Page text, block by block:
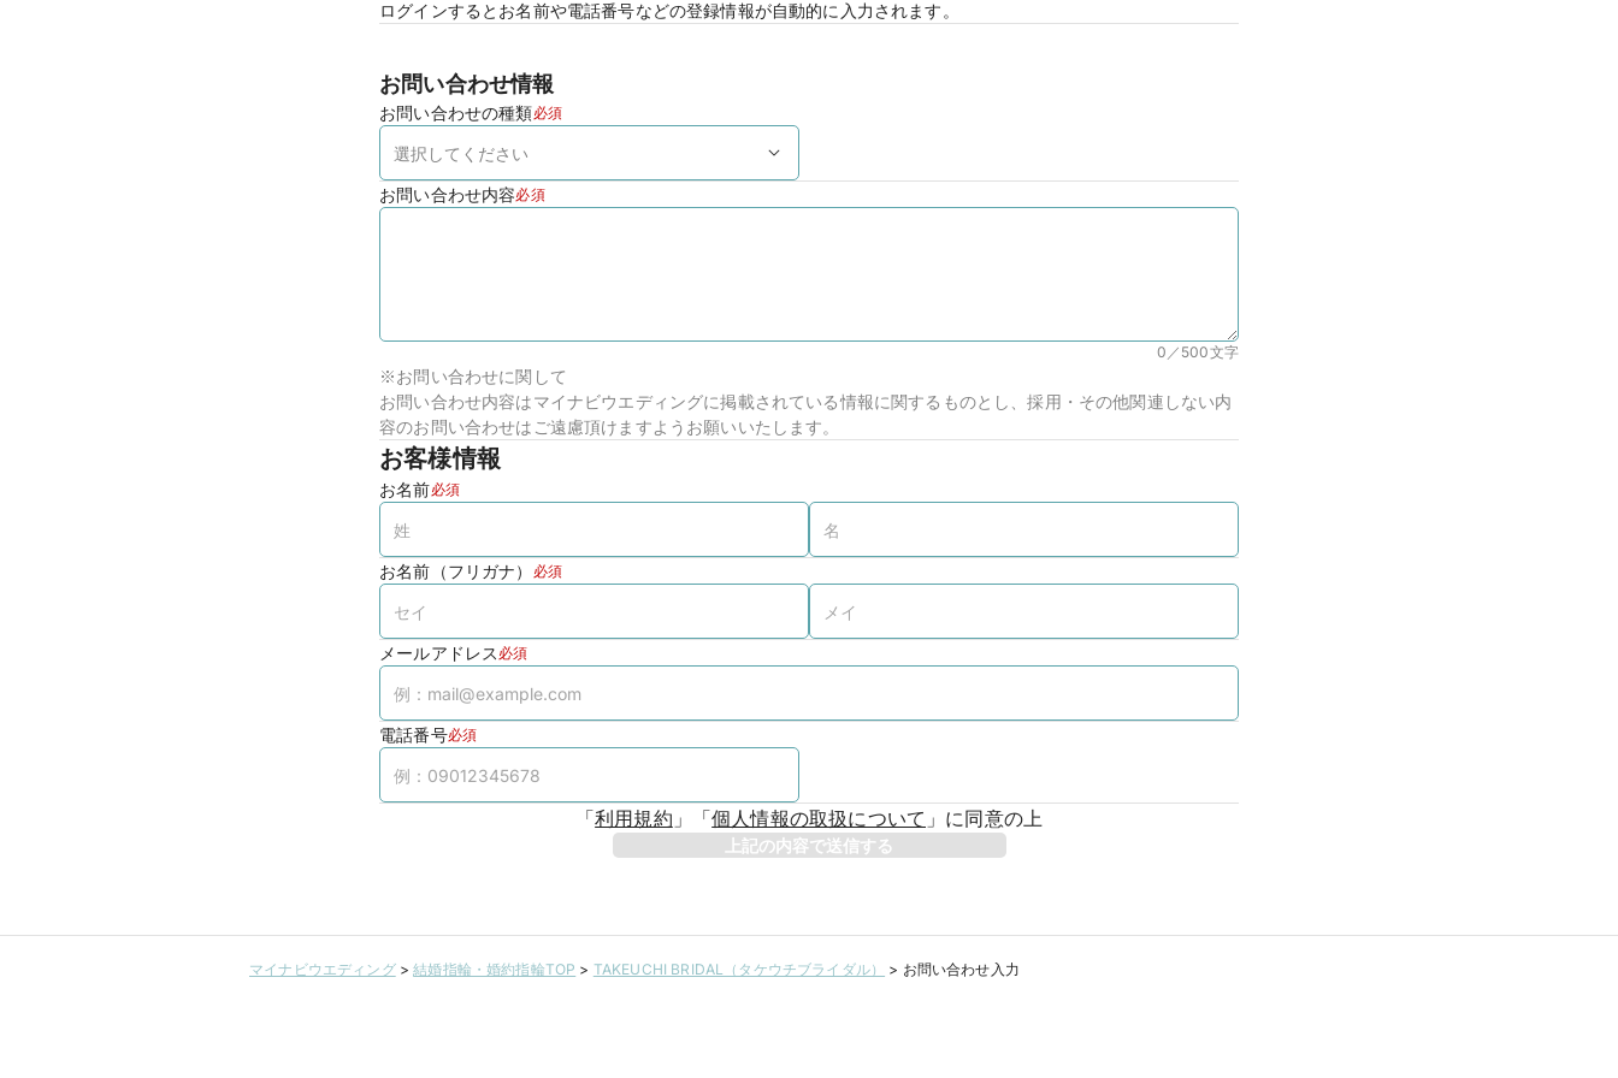
ログインするとお名前や電話番号などの登録情報が自動的に入力されます。
お問い合わせ情報
お問い合わせの種類必須
お問い合わせ内容必須
0／500文字
※お問い合わせに関して
お問い合わせ内容はマイナビウエディングに掲載されている情報に関するものとし、採用・その他関連しない内
容のお問い合わせはご遠慮頂けますようお願いいたします。
お客様情報
お名前必須
お名前（フリガナ） 必須
メールアドレス 必須
電話番号必須
「利用規約 」 「個人情報の取扱について 」 に同意の上
上記の内容で送信する
マイナビウエディング>結婚指輪・婚約指輪TOP > TAKEUCHI BRIDAL（タケウチブライダル） > お問い合わせ入力